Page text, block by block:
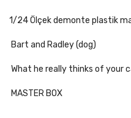
1/24 Ölçek demonte plastik
Bart and Radley (dog)
What he really thinks of your
MASTER BOX